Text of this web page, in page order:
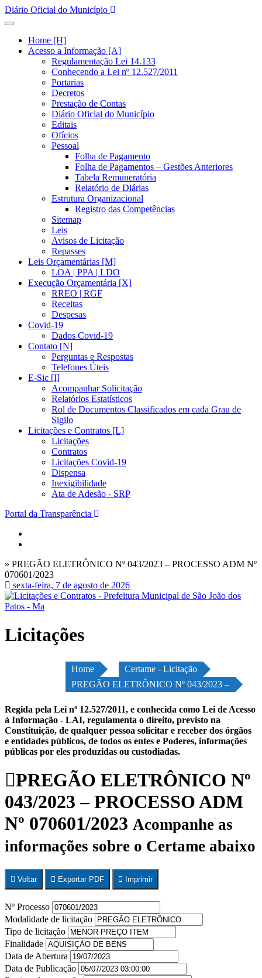
Diário Oficial do Município
Home [H]
Acesso a Informação [A]
Regulamentação Lei 14.133
Conhecendo a Lei nº 12.527/2011
Portarias
Decretos
Prestação de Contas
Diário Oficial do Município
Editais
Ofícios
Pessoal
Folha de Pagamento
Folha de Pagamentos – Gestões Anteriores
Tabela Remuneratória
Relatório de Diárias
Estrutura Organizacional
Registro das Competências
Sitemap
Leis
Avisos de Licitação
Repasses
Leis Orçamentárias [M]
LOA | PPA | LDO
Execução Orçamentária [X]
RREO | RGF
Receitas
Despesas
Covid-19
Dados Covid-19
Contato [N]
Perguntas e Respostas
Telefones Úteis
E-Sic [I]
Acompanhar Solicitação
Relatórios Estatísticos
Rol de Documentos Classificados em cada Grau de
Sigilo
Licitações e Contratos [L]
Licitações
Contratos
Licitações Covid-19
Dispensa
Inexigibilidade
Ata de Adesão - SRP
Portal da Transparência
» PREGÃO ELETRÔNICO Nº 043/2023 – PROCESSO ADM Nº
070601/2023
sexta-feira, 7 de agosto de 2026
Licitações
Home
Certame - Licitação
PREGÃO ELETRÔNICO Nº 043/2023 –
Regida pela Lei nº 12.527/2011, e conhecida como Lei de Acesso
à Informação - LAI, regulamenta o direito, previsto na
Constituição, de qualquer pessoa solicitar e receber dos órgãos
e entidades públicos, de todos os entes e Poderes, informações
públicas por eles produzidas ou custodiadas.
PREGÃO ELETRÔNICO Nº
043/2023 – PROCESSO ADM
Nº 070601/2023 Acompanhe as
informações sobre o Certame abaixo
Voltar Exportar PDF Imprimir
Nº Processo
Modalidade de licitação
Tipo de licitação
Finalidade
Data de Abertura
Data de Publicação